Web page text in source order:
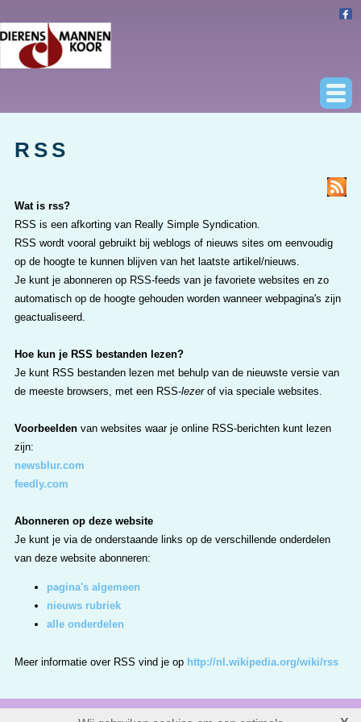
RSS
Wat is rss?
RSS is een afkorting van Really Simple Syndication.
RSS wordt vooral gebruikt bij weblogs of nieuws sites om eenvoudig
op de hoogte te kunnen blijven van het laatste artikel/nieuws.
Je kunt je abonneren op RSS-feeds van je favoriete websites en zo
automatisch op de hoogte gehouden worden wanneer webpagina's zijn
geactualiseerd.
Hoe kun je RSS bestanden lezen?
Je kunt RSS bestanden lezen met behulp van de nieuwste versie van
de meeste browsers, met een RSS-lezerof via speciale websites.
Voorbeeldenvan websites waar je online RSS-berichten kunt lezen
zijn:
newsblur.com
feedly.com
Abonneren op deze website
Je kunt je via de onderstaande links op de verschillende onderdelen
van deze website abonneren:
pagina's algemeen
nieuws rubriek
alle onderdelen
Meer informatie over RSS vind je op http://nl.wikipedia.org/wiki/rss